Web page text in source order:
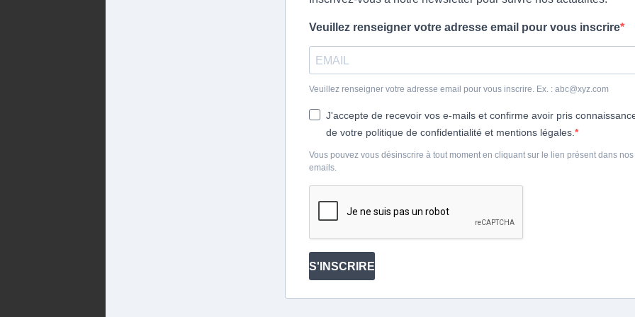
Veuillez renseigner votre adresse email pour vous inscrire
Veuillez renseigner votre adresse email pour vous inscrire. Ex. : abc@xyz.com
J'accepte de recevoir vos e-mails et confirme avoir pris
de votre politique de confidentialité et mentions légales.
Vous pouvez vous désinscrire à tout moment en cliquant sur le lien présent dans nos
emails.
S'INSCRIRE